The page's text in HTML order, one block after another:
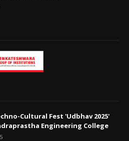
Cultural Fest 'Udbhav 2025'
Engineering College